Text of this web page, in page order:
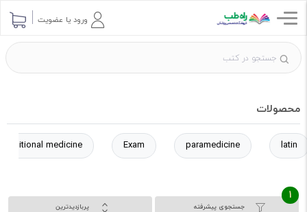
ورود یا عضویت
محصولات
latin
paramedicine
Exam
Traditional medicine
جستجوی پیشرفته
1
پربازدیدترین